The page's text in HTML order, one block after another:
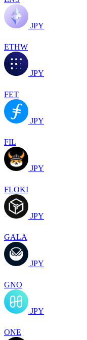
JPY
ETHW
JPY
FET
JPY
FIL
JPY
FLOKI
JPY
GALA
JPY
GNO
JPY
ONE